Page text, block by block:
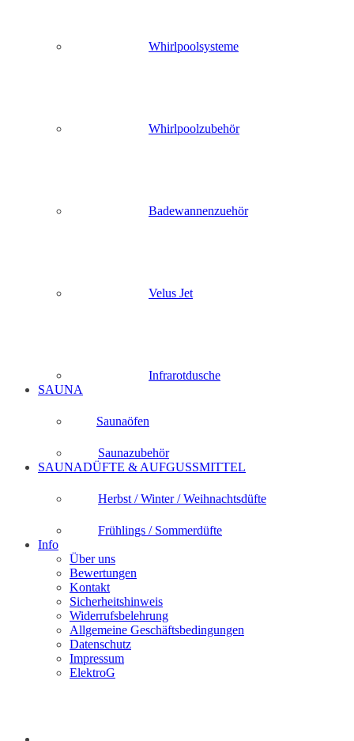
Whirlpoolsysteme
Whirlpoolzubehör
Badewannenzuehör
Velus Jet
Infrarotdusche
SAUNA
Saunaöfen
Saunazubehör
SAUNADÜFTE & AUFGUSSMITTEL
Herbst / Winter / Weihnachtsdüfte
Frühlings / Sommerdüfte
Info
Über uns
Bewertungen
Kontakt
Sicherheitshinweis
Widerrufsbelehrung
Allgemeine Geschäftsbedingungen
Datenschutz
Impressum
ElektroG